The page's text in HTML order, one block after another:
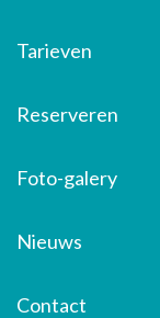
Tarieven
Reserveren
Foto-galery
Nieuws
Contact